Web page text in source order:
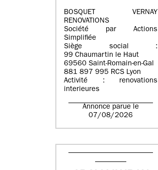
BOSQUET VERNAY
RENOVATIONS
Société par Actions
Simplifiée
Siège social :
99 Chaumartin le Haut
69560 Saint-Romain-en-Gal
881 897 995 RCS Lyon
Activité : renovations
interieures
Annonce parue le
07/08/2026